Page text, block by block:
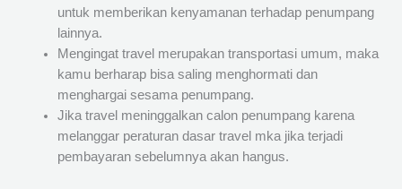
untuk memberikan kenyamanan terhadap penumpang
lainnya.
Mengingat travel merupakan transportasi umum, maka
kamu berharap bisa saling menghormati dan
menghargai sesama penumpang.
Jika travel meninggalkan calon penumpang karena
melanggar peraturan dasar travel mka jika terjadi
pembayaran sebelumnya akan hangus.